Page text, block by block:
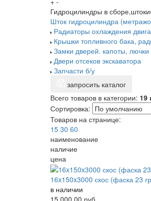
Гидроцилиндры в
Шток гидроцилиндра
Радиаторы охлаждения
Крышки топливного бака,
Замки дверей. капоты,
Двери отсеков экскаватора
Запчасти б/у
запросить каталог
Всего товаров в категории: 19
Сортировка:
Товаров на странице:
15 30 60
наименование
наличие
цена
16x150x3000 скос (фаска 23
в наличии